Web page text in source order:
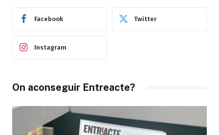
Facebook Twitter
Instagram
On aconseguir Entreacte?